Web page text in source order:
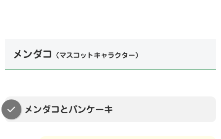
メンダコ （マスコットキャラクター）
メンダコとパンケーキ